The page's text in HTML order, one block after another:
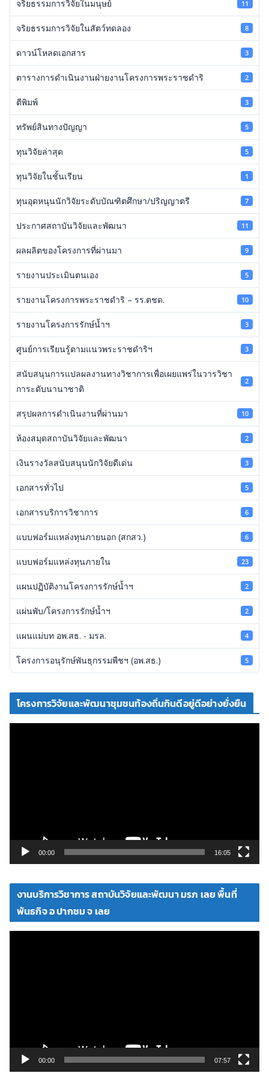
จริยธรรมการวิจัยในมนุษย์ 11
จริยธรรมการวิจัยในสัตว์ทดลอง 8
ดาวน์โหลดเอกสาร 3
ตารางการดำเนินงานฝ่ายงานโครงการพระราชดำริ 2
ตีพิมพ์ 3
ทรัพย์สินทางปัญญา 5
ทุนวิจัยล่าสุด 5
ทุนวิจัยในชั้นเรียน 1
ทุนอุดหนุนนักวิจัยระดับบัณฑิตศึกษา/ปริญญาตรี 7
ประกาศสถาบันวิจัยและพัฒนา 11
ผลผลิตของโครงการที่ผ่านมา 9
รายงานประเมินตนเอง 5
รายงานโครงการพระราชดำริ – รร.ตชด. 10
รายงานโครงการรักษ์น้ำฯ 3
ศูนย์การเรียนรู้ตามแนวพระราชดำริฯ 3
สนับสนุนการแปลผลงานทางวิชาการเพื่อเผยแพร่ในวารวิชา
การะดับนานาชาติ
2
สรุปผลการดำเนินงานที่ผ่านมา 10
ห้องสมุดสถาบันวิจัยและพัฒนา 2
เงินรางวัลสนับสนุนนักวิจัยดีเด่น 3
เอกสารทั่วไป 5
เอกสารบริการวิชาการ 6
แบบฟอร์มแหล่งทุนภายนอก (สกสว.) 6
แบบฟอร์มแหล่งทุนภายใน 23
แผนปฏิบัติงานโครงการรักษ์น้ำฯ 2
แผ่นพับ/โครงการรักษ์น้ำฯ 2
แผนแม่บท อพ.สธ. - มรล. 4
โครงการอนุรักษ์พันธุกรรมพืชฯ (อพ.สธ.) 5
โครงการวิจัยและพัฒนาชุมชนท้องถิ่นกินดีอยู่ดีอย่างยั่งยืน
ดี
00:00 16:05
งานบริการวิชาการ สถาบันวิจัยและพัฒนา มรภ เลย พื้นที่
พันธกิจ อ ปากชม จ เลย
ดี
00:00 07:57